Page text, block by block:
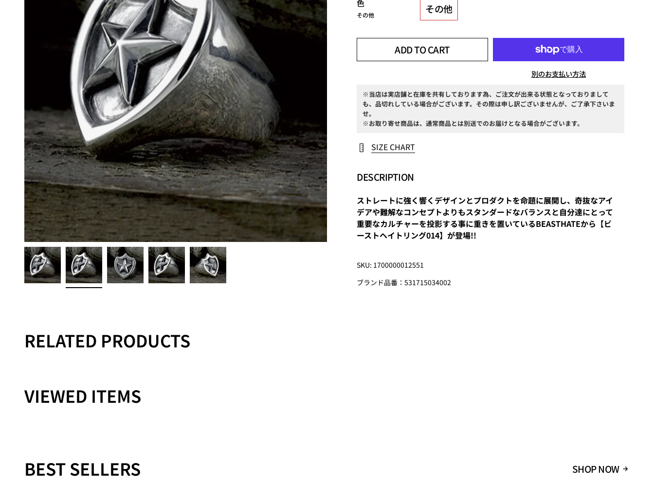
色
その他 その他
ADD TO CART
別のお支払い方法
※当店は実店舗と在庫を共有しております為、ご注文が出来る状態となっておりまして
も、品切れしている場合がございます。その際は申し訳ございませんが、ご了承下さいま
せ。
※お取り寄せ商品は、通常商品とは別送でのお届けとなる場合がございます。
SIZE CHART
DESCRIPTION
ストレートに強く響くデザインとプロダクトを命題に展開し、奇抜なアイ
デアや難解なコンセプトよりもスタンダードなバランスと自分達にとって
重要なカルチャーを投影する事に重きを置いているBEASTHATEから【ビ
ーストヘイトリング014】が登場!!
SKU: 1700000012551
ブランド品番：531715034002
RELATED PRODUCTS
VIEWED ITEMS
BEST SELLERS SHOP NOW